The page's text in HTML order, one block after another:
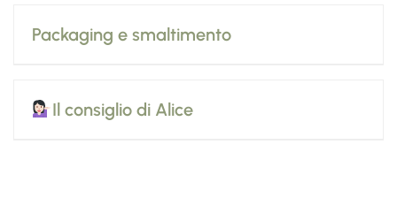
Packaging e smaltimento
Il consiglio di Alice